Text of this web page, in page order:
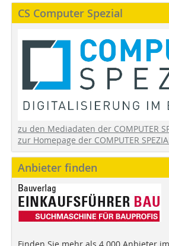
CS Computer Spezial
zu den Mediadaten der COMPUTER
zur Homepage der COMPUTER
Anbieter finden